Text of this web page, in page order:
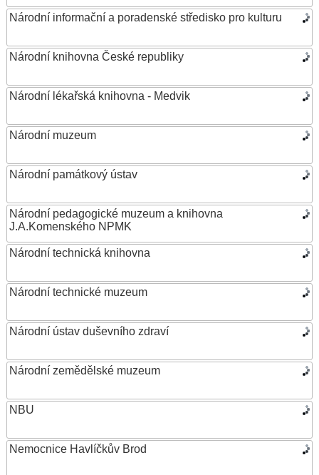
Národní informační a poradenské středisko pro kulturu
Národní knihovna České republiky
Národní lékařská knihovna - Medvik
Národní muzeum
Národní památkový ústav
Národní pedagogické muzeum a knihovna
J.A.Komenského NPMK
Národní technická knihovna
Národní technické muzeum
Národní ústav duševního zdraví
Národní zemědělské muzeum
NBU
Nemocnice Havlíčkův Brod